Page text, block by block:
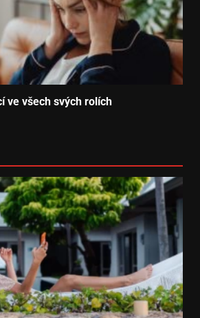
ve všech svých rolích